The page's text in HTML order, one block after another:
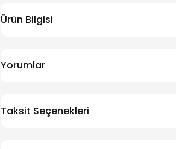
Ürün Bilgisi
Yorumlar
Taksit Seçenekleri